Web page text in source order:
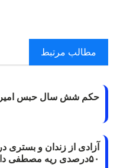
مطالب مرتبط
حکم شش سال حبس
آزادی از زندان و بستری
۵۰درصدی ریه مصطفی دانشجو